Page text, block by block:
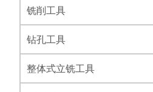
铣削工具
钻孔工具
整体式立铣工具